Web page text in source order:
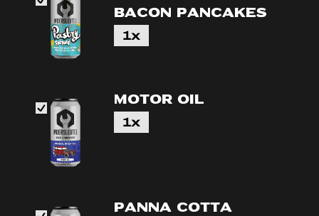
bacon pancakes
1x
Motor Oil
1x
Panna Cotta